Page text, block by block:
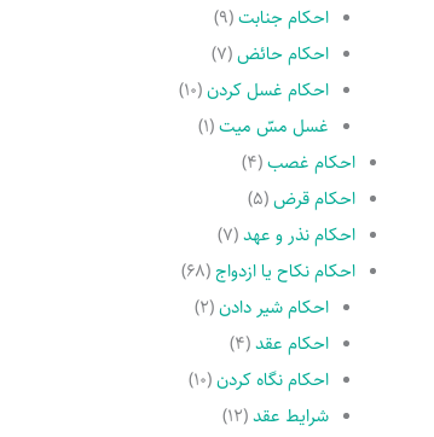
احکام جنابت(۹)
احکام حائض(۷)
احکام غسل کردن(۱۰)
غسل مسّ میت(۱)
احکام غصب(۴)
احکام قرض(۵)
احکام نذر و عهد(۷)
احکام نکاح یا ازدواج (۶۸)
احکام شیر دادن(۲)
احکام عقد(۴)
احکام نگاه کردن(۱۰)
شرایط عقد(۱۲)